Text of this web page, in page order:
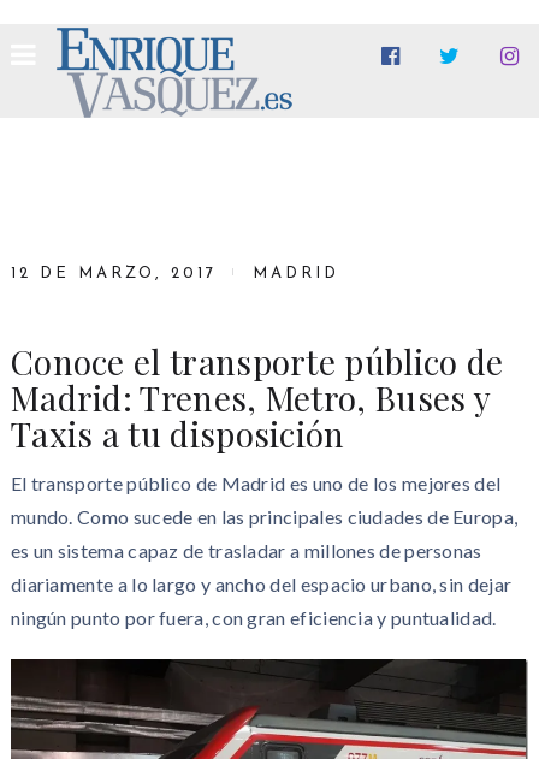
12 DE MARZO, 2017 MADRID
Conoce el transporte público de
Madrid: Trenes, Metro, Buses y
Taxis a tu disposición
El transporte público de Madrid es uno de los mejores del
mundo. Como sucede en las principales ciudades de Europa,
es un sistema capaz de trasladar a millones de personas
diariamente a lo largo y ancho del espacio urbano, sin dejar
ningún punto por fuera, con gran eficiencia y puntualidad.